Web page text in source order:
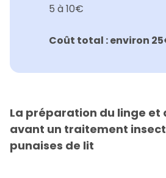
5 à 10€
Coût total : environ
La préparation du linge et
avant un traitement
punaises de lit